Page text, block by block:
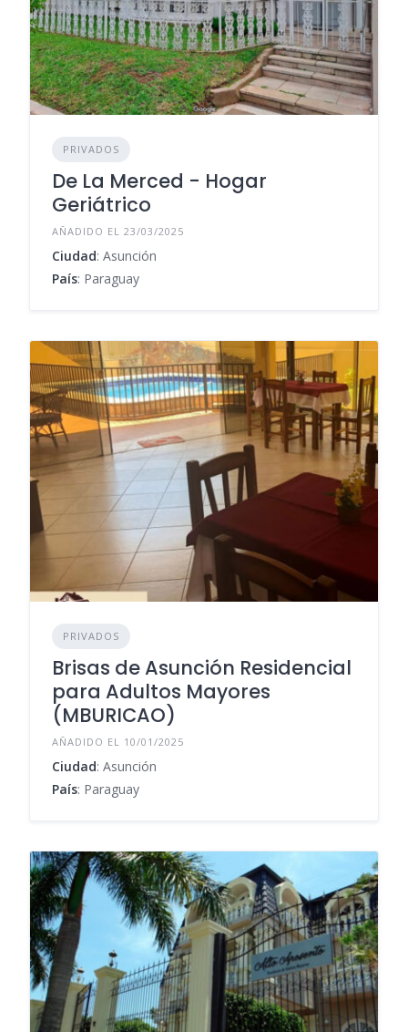
PRIVADOS
De La Merced - Hogar
Geriátrico
AÑADIDO EL 23/03/2025
Ciudad: Asunción
País: Paraguay
PRIVADOS
Brisas de Asunción Residencial
para Adultos Mayores
(MBURICAO)
AÑADIDO EL 10/01/2025
Ciudad: Asunción
País: Paraguay